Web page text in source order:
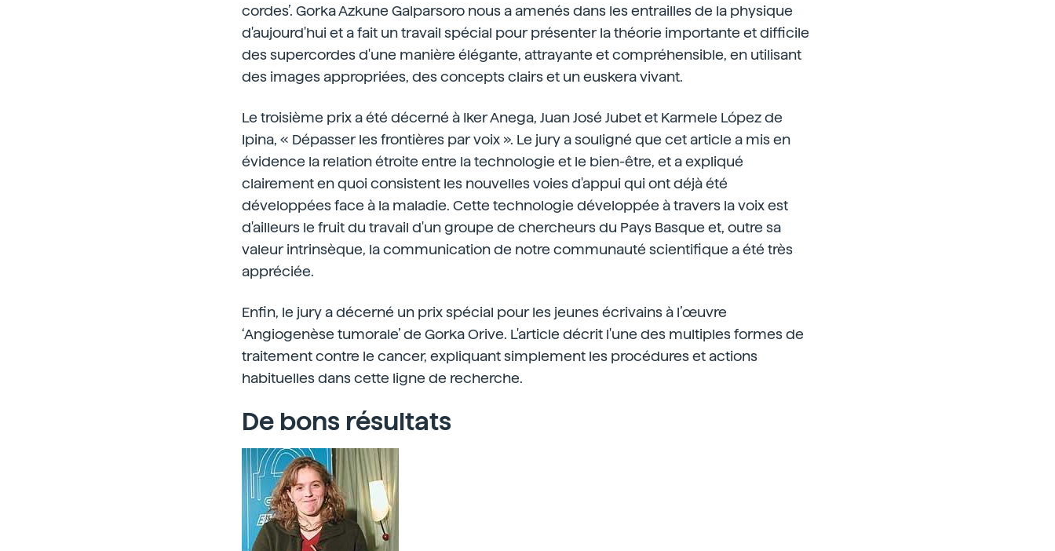
cordes’. Gorka Azkune Galparsoro nous a amenés dans les entrailles de la physique
d'aujourd'hui et a fait un travail spécial pour présenter la théorie importante et difficile
des supercordes d'une manière élégante, attrayante et compréhensible, en utilisant
des images appropriées, des concepts clairs et un euskera vivant.
Le troisième prix a été décerné à Iker Anega, Juan José Jubet et Karmele López de
Ipina, « Dépasser les frontières par voix ». Le jury a souligné que cet article a mis en
évidence la relation étroite entre la technologie et le bien-être, et a expliqué
clairement en quoi consistent les nouvelles voies d'appui qui ont déjà été
développées face à la maladie. Cette technologie développée à travers la voix est
d'ailleurs le fruit du travail d'un groupe de chercheurs du Pays Basque et, outre sa
valeur intrinsèque, la communication de notre communauté scientifique a été très
appréciée.
Enfin, le jury a décerné un prix spécial pour les jeunes écrivains à l’œuvre
‘Angiogenèse tumorale’ de Gorka Orive. L'article décrit l'une des multiples formes de
traitement contre le cancer, expliquant simplement les procédures et actions
habituelles dans cette ligne de recherche.
De bons résultats